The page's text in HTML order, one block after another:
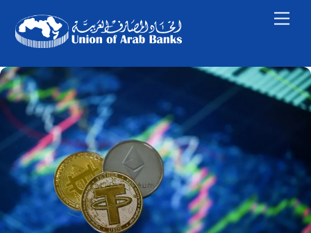
content